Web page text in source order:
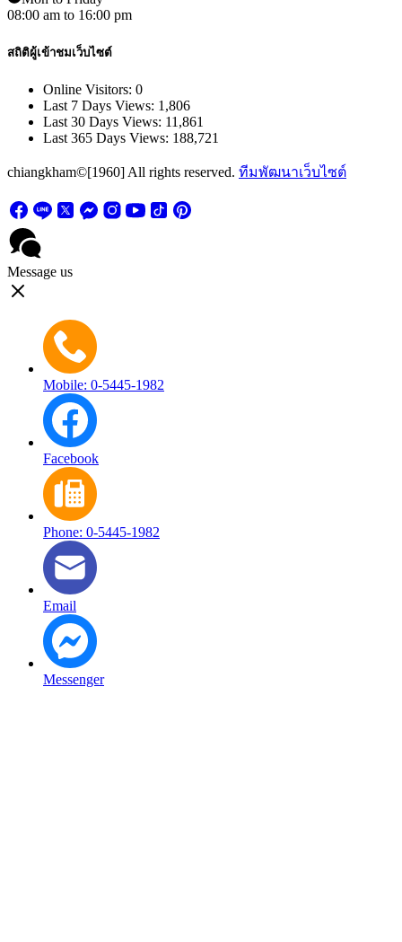
08:00 am to 16:00 pm
สถิติผู้เข้าชมเว็บไซต์
Online Visitors: 0
Last 7 Days Views: 1,806
Last 30 Days Views: 11,861
Last 365 Days Views: 188,721
chiangkham©[1960] All rights reserved. ทีมพัฒนาเว็บไซต์
Message us
Mobile: 0-5445-1982
Facebook
Phone: 0-5445-1982
Email
Messenger